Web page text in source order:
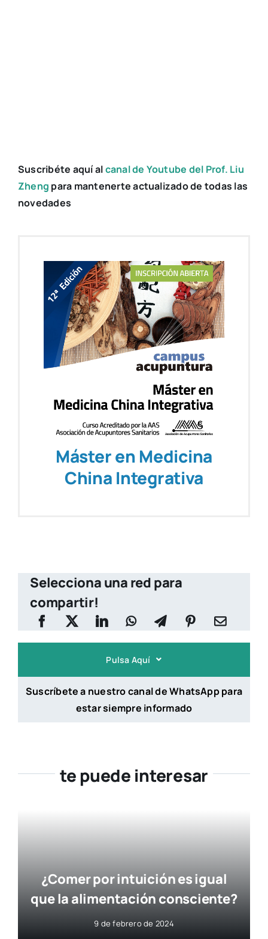
Suscribéte aquí alcanal de Youtube del Prof. Liu
Zheng para mantenerte actualizado de todas las
novedades
Máster en Medicina
China Integrativa
Selecciona una red para
compartir!
Pulsa Aquí
Suscríbete a nuestro canal de WhatsApp para
estar siempre informado
te puede interesar
¿Comer por intuición es igual
que la alimentación consciente?
9 de febrero de 2024